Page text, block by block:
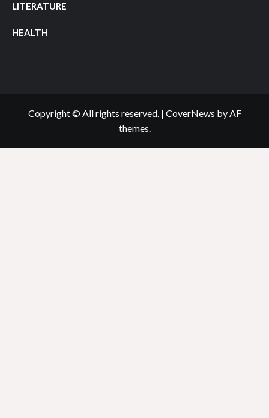
LITERATURE
HEALTH
Copyright © All rights reserved. | CoverNews by AF
themes.